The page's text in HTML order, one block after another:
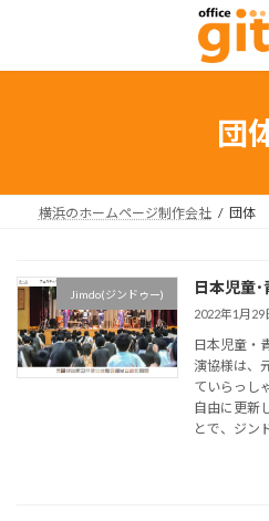
ン
ー
団
横浜のホームページ制作会社 団体
Jimdo(ジンドゥー) 日本児童
2022年1月29
日本児童・
演協様は、
ていらっし
自由に更新
とで、ジン